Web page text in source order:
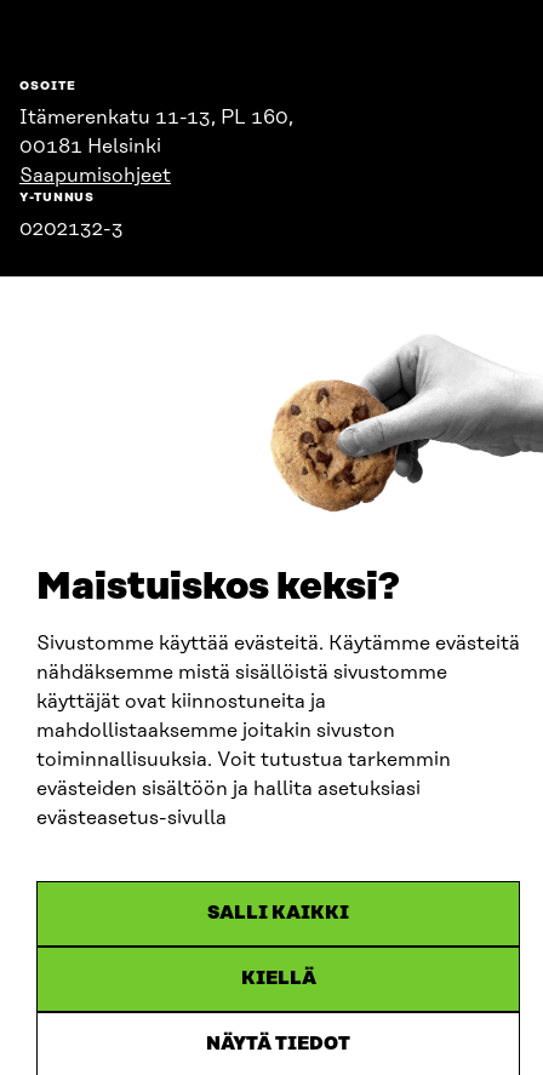
Maistuiskos keksi?
Sivustomme käyttää evästeitä. Käytämme evästeitä
nähdäksemme mistä sisällöistä sivustomme
käyttäjät ovat kiinnostuneita ja
mahdollistaaksemme joitakin sivuston
toiminnallisuuksia. Voit tutustua tarkemmin
evästeiden sisältöön ja hallita asetuksiasi
evästeasetus-sivulla
SALLI KAIKKI
KIELLÄ
NÄYTÄ TIEDOT
OSOITE
Itämerenkatu 11-13, PL 160,
00181 Helsinki
Saapumisohjeet
Y-TUNNUS
0202132-3
Instagram
Sitra 2025
Tietosuoja
Sitran digitaalinen viestintä ja verkkopalvelut